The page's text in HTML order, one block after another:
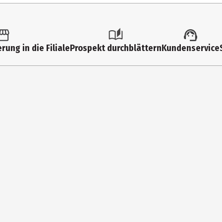
in die FilialeProspekt durchblätternKundenservice